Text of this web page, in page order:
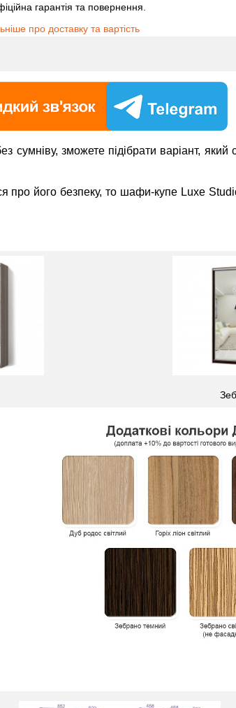
гарантія та повернення.
про доставку та вартість
сумніву, зможете підібрати варіант,
про його безпеку, то шафи-купе Luxe